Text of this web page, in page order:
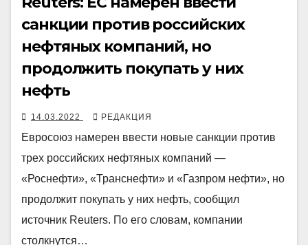
санкции против российских
нефтяных компаний, но
продолжить покупать у них
нефть
14.03.2022 РЕДАКЦИЯ
Евросоюз намерен ввести новые санкции против
трех российских нефтяных компаний —
«Роснефти», «Транснефти» и «Газпром нефти», но
продолжит покупать у них нефть, сообщил
источник Reuters. По его словам, компании
столкнутся…